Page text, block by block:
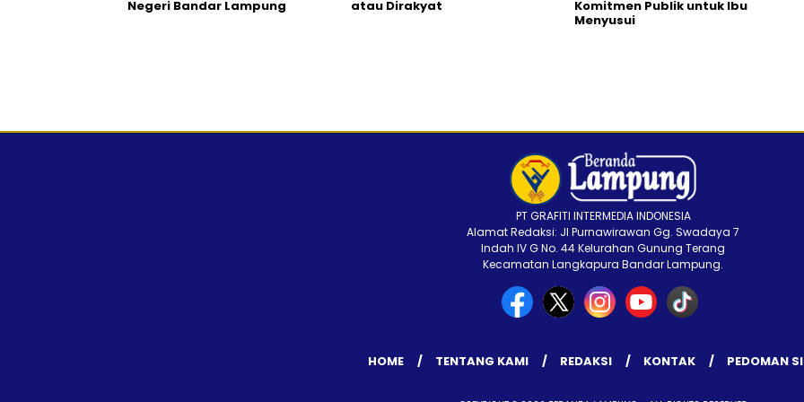
Negeri Bandar Lampung
atau Dirakyat
Komitmen Publik untuk Ibu
Menyusui
PT GRAFITI INTERMEDIA INDONESIA
Alamat Redaksi: Jl Purnawirawan Gg. Swadaya 7
Indah IV G No. 44 Kelurahan Gunung Terang
Kecamatan Langkapura Bandar Lampung.
HOME TENTANG KAMI REDAKSI KONTAK PEDOMAN